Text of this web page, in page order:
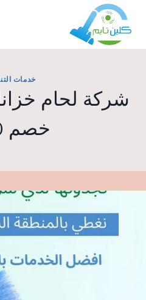
التجاوز
المحتوى
خدمات
شركة لحام
خصم 30%